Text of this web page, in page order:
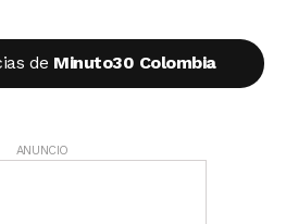
de Minuto30 Colombia
ANUNCIO